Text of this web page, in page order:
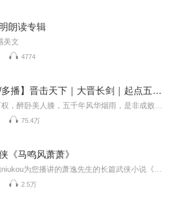
朗读专辑
美文
4774
【真人/多播】晋击天下｜大晋长剑｜起点五十万推荐｜穿越历史
75.4万
《马鸣风萧萧》
2.5万